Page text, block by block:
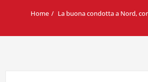
Home La buona condotta a Nord,